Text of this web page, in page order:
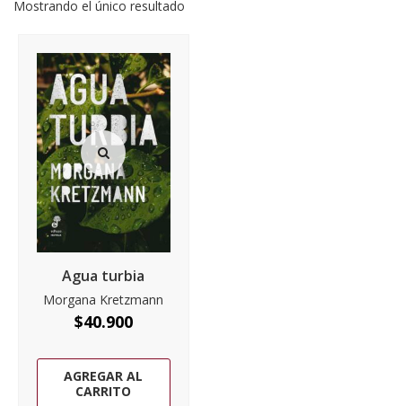
Mostrando el único resultado
Agua turbia
Morgana Kretzmann
$40.900
AGREGAR AL
CARRITO